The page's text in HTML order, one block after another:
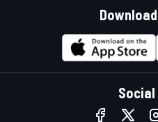
Social